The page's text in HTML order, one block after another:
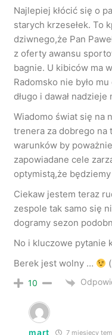
Najlepiej kłócić się o
starych krzesełek. To
dziwnego,że Pan
z oferty awansu
bagnie. U kibiców ma
Radomsko nie było
długo i dawał
Wiadomo świat się na
trenera za dobrego na
warunków by
zapowiadane cele
optymistą,że
Ciekaw jestem teraz
zespole tak samo się
dogramy sezon
No i kluczowe pytanie
Berek jest wolny …
10
mart 7 miesięcy